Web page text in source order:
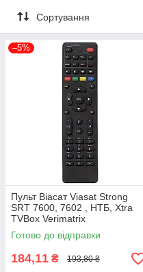
Сортування
–5%
Пульт Віасат Viasat Strong
SRT 7600, 7602 , НТБ, Xtra
TVBox Verimatrix
Готово до відправки
184,11 ₴ 193,80 ₴